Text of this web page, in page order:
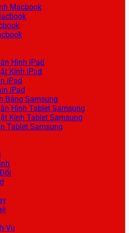
Macbook
Hình iPad
Kính iPad
iPad
iPad
Bảng Samsung
Hình Tablet Samsung
Kính Tablet Samsung
Tablet Samsung
Vụ